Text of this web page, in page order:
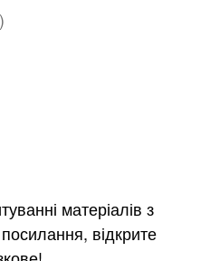
матеріалів з
відкрите